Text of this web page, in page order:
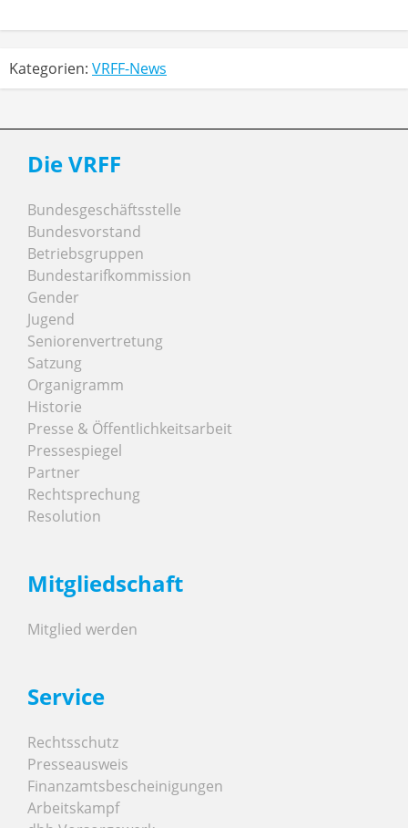
Kategorien: VRFF-News
Die VRFF
Bundesgeschäftsstelle
Bundesvorstand
Betriebsgruppen
Bundestarifkommission
Gender
Jugend
Seniorenvertretung
Satzung
Organigramm
Historie
Presse & Öffentlichkeitsarbeit
Pressespiegel
Partner
Rechtsprechung
Resolution
Mitgliedschaft
Mitglied werden
Service
Rechtsschutz
Presseausweis
Finanzamtsbescheinigungen
Arbeitskampf